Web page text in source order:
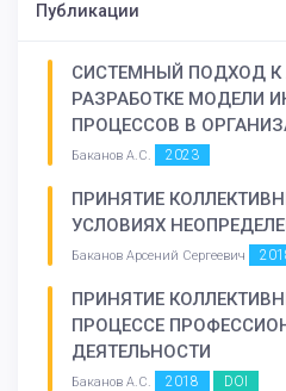
Публикации
СИСТЕМНЫЙ ПОДХОД К
РАЗРАБОТКЕ МОДЕЛИ
ПРОЦЕССОВ В
Баканов А.С. 2023
ПРИНЯТИЕ
УСЛОВИЯХ
Баканов Арсений Сергеевич
ПРИНЯТИЕ
ПРОЦЕССЕ
ДЕЯТЕЛЬНОСТИ
Баканов А.С. 2018 DOI